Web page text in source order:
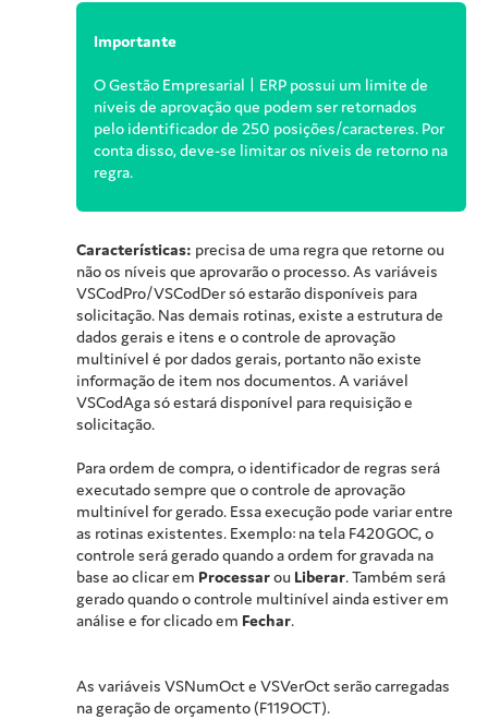
Importante
O Gestão Empresarial | ERP possui um limite de
níveis de aprovação que podem ser retornados
pelo identificador de 250 posições/caracteres. Por
conta disso, deve-se limitar os níveis de retorno na
regra.
Características: precisa de uma regra que retorne ou
não os níveis que aprovarão o processo. As variáveis
VSCodPro/VSCodDer só estarão disponíveis para
solicitação. Nas demais rotinas, existe a estrutura de
dados gerais e itens e o controle de aprovação
multinível é por dados gerais, portanto não existe
informação de item nos documentos. A variável
VSCodAga só estará disponível para requisição e
solicitação.
Para ordem de compra, o identificador de regras será
executado sempre que o controle de aprovação
multinível for gerado. Essa execução pode variar entre
as rotinas existentes. Exemplo: na tela F420GOC, o
controle será gerado quando a ordem for gravada na
base ao clicar em Processarou Liberar. Também será
gerado quando o controle multinível ainda estiver em
análise e for clicado em Fechar.
As variáveis VSNumOct e VSVerOct serão carregadas
na geração de orçamento (F119OCT).